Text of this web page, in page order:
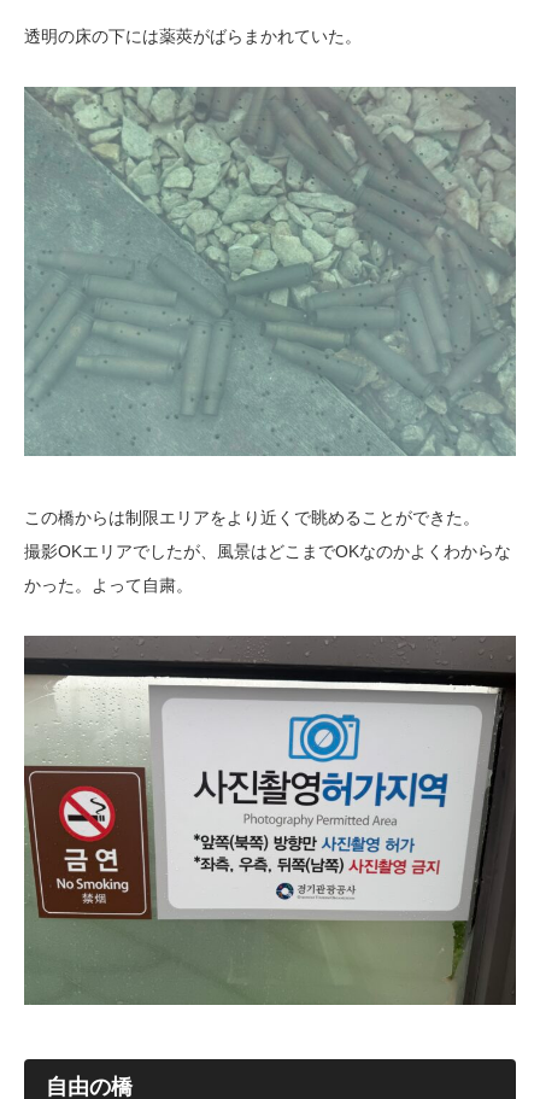
透明の床の下には薬莢がばらまかれていた。
この橋からは制限エリアをより近くで眺めることができた。
撮影OKエリアでしたが、風景はどこまでOKなのかよくわからな
かった。よって自粛。
自由の橋